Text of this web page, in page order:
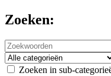
Zoeken:
Zoeken in sub-